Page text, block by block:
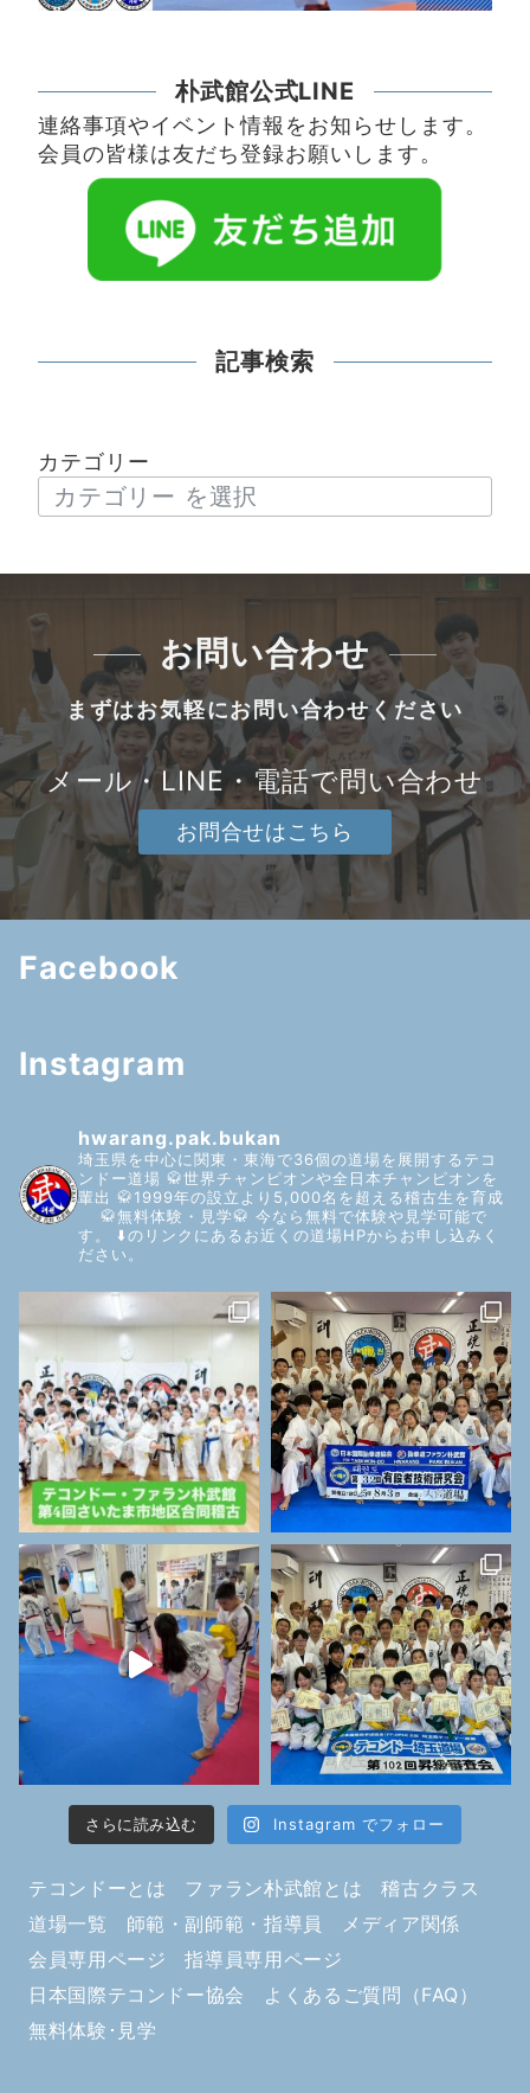
朴武館公式LINE
連絡事項やイベント情報をお知らせします。
会員の皆様は友だち登録お願いします。
記事検索
カテゴリー
お問い合わせ
まずはお気軽にお問い合わせください
メール・LINE・電話で問い合わせ
お問合せはこちら
Facebook
Instagram
hwarang.pak.bukan
埼玉県を中心に関東・東海で36個の道場を展開するテコ
ンドー道場 🥋世界チャンピオンや全日本チャンピオンを
輩出 🥋1999年の設立より5,000名を超える稽古生を育成
🥋無料体験・見学🥋 今なら無料で体験や見学可能で
す。
⬇️のリンクにあるお近くの道場HPからお申し込みく
ださい。
さらに読み込む Instagram でフォロー
テコンドーとは ファラン朴武館とは
稽古クラス
道場一覧
師範・副師範・指導員
メディア関係
会員専用ページ
指導員専用ページ
日本国際テコンドー協会
よくあるご質問（FAQ）
無料体験･見学